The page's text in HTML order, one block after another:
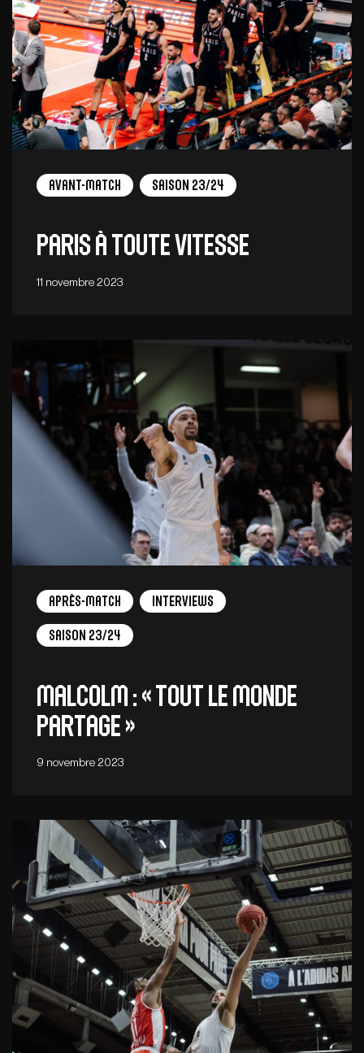
Avant-Match Saison 23/24
Paris à toute vitesse
11 novembre 2023
Après-match Interviews
Saison 23/24
Malcolm : « Tout le monde
partage »
9 novembre 2023